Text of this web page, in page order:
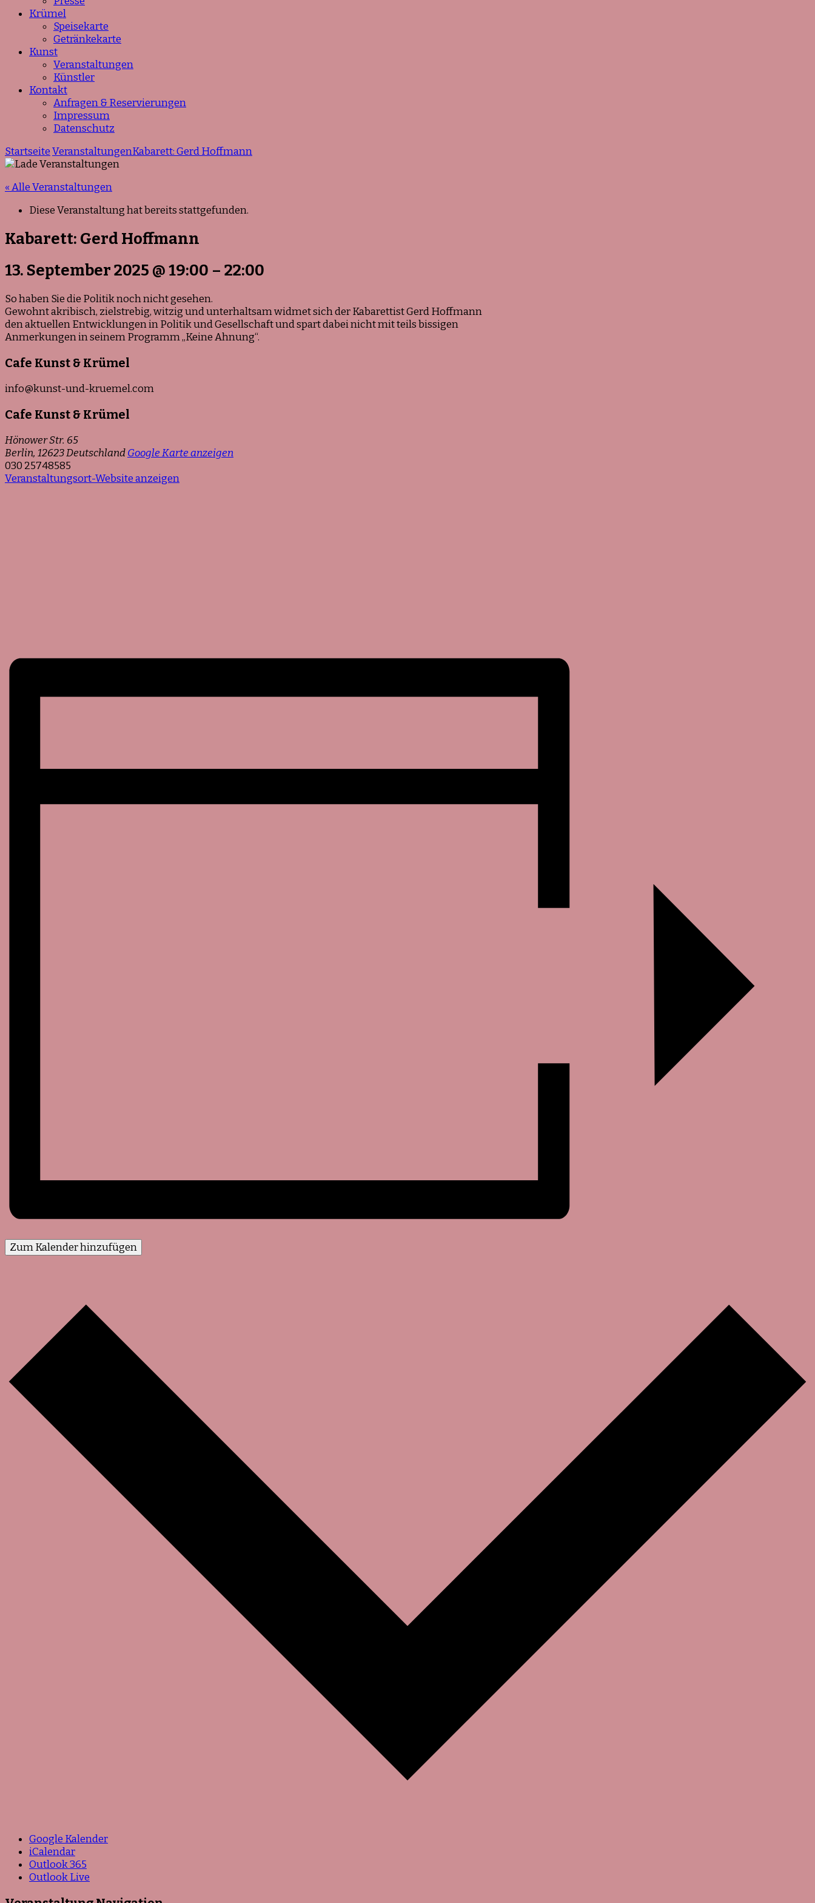
Krümel
Speisekarte
Getränkekarte
Kunst
Veranstaltungen
Künstler
Kontakt
Anfragen & Reservierungen
Impressum
Datenschutz
StartseiteVeranstaltungenKabarett: Gerd Hoffmann
« Alle Veranstaltungen
Diese Veranstaltung hat bereits stattgefunden.
Kabarett: Gerd Hoffmann
13. September 2025 @19:00 – 22:00
So haben Sie die Politik noch nicht gesehen.
Gewohnt akribisch, zielstrebig, witzig und unterhaltsam widmet sich der Kabarettist Gerd Hoffmann
den aktuellen Entwicklungen in Politik und Gesellschaft und spart dabei nicht mit teils bissigen
Anmerkungen in seinem Programm „Keine Ahnung“.
Cafe Kunst & Krümel
info@kunst-und-kruemel.com
Cafe Kunst & Krümel
Hönower Str. 65
Berlin, 12623DeutschlandGoogle Karte anzeigen
030 25748585
Veranstaltungsort-Website anzeigen
Zum Kalender hinzufügen
Google Kalender
iCalendar
Outlook 365
Outlook Live